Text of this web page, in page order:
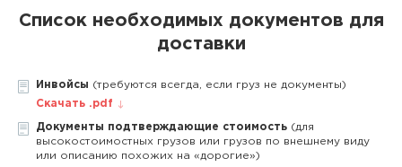
Список необходимых документов для
доставки
Инвойсы (требуются всегда, если груз не документы)
Скачать .pdf
Документы подтверждающие стоимость (для
высокостоимостных грузов или грузов по внешнему виду
или описанию похожих на «дорогие»)